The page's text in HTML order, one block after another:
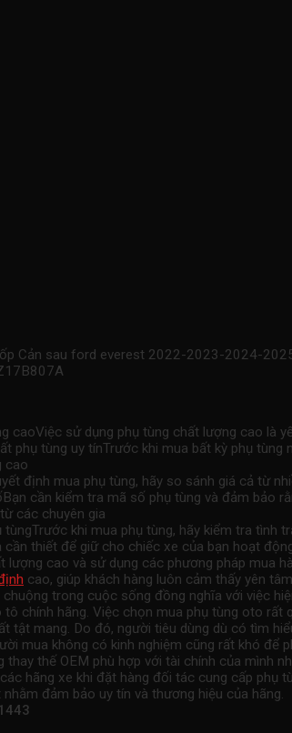
Cản sau ford everest 2022-2023-2024-
caoViệc sử dụng phụ tùng chất lượng cao
phụ tùng uy tínTrước khi mua bất kỳ phụ
cao
định mua phụ tùng, hãy so sánh giá cả từ
cần kiểm tra mã số phụ tùng và đảm bảo
các chuyên gia
tùngTrước khi mua phụ tùng, hãy kiểm tra
cần thiết để giữ cho chiếc xe của bạn hoạt
lượng cao và sử dụng các phương pháp mua
cao, giúp khách hàng luôn cảm thấy yên
trong cuộc sống đồng nghĩa với việc
chính hãng. Việc chọn mua phụ tùng oto
tật mang. Do đó, người tiêu dùng dù có tìm
mua không có kinh nghiệm cũng rất khó để
thay thế OEM phù hợp với tài chính của mình
hãng xe khi đặt hàng đối tác cung cấp
đảm bảo uy tín và thương hiệu của hãng.